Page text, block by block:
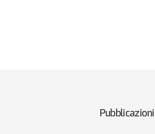
Pubblicazioni